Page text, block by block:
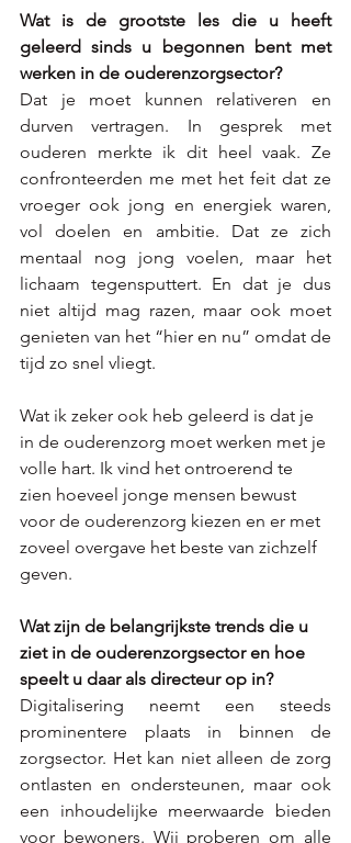
Wat is de grootste les die u heeft
geleerd sinds u begonnen bent met
werken in de ouderenzorgsector?
Dat je moet kunnen relativeren en
durven vertragen. In gesprek met
ouderen merkte ik dit heel vaak. Ze
confronteerden me met het feit dat ze
vroeger ook jong en energiek waren,
vol doelen en ambitie. Dat ze zich
mentaal nog jong voelen, maar het
lichaam tegensputtert. En dat je dus
niet altijd mag razen, maar ook moet
genieten van het “hier en nu” omdat de
tijd zo snel vliegt.
Wat ik zeker ook heb geleerd is dat je
in de ouderenzorg moet werken met je
volle hart. Ik vind het ontroerend te
zien hoeveel jonge mensen bewust
voor de ouderenzorg kiezen en er met
zoveel overgave het beste van zichzelf
geven.
Wat zijn de belangrijkste trends die u
ziet in de ouderenzorgsector en hoe
speelt u daar als directeur op in?
Digitalisering neemt een steeds
prominentere plaats in binnen de
zorgsector. Het kan niet alleen de zorg
ontlasten en ondersteunen, maar ook
een inhoudelijke meerwaarde bieden
voor bewoners. Wij proberen om alle